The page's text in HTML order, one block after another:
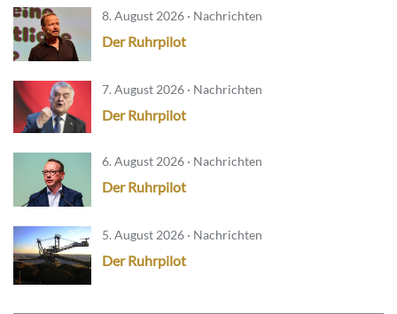
8. August 2026 · Nachrichten
Der Ruhrpilot
7. August 2026 · Nachrichten
Der Ruhrpilot
6. August 2026 · Nachrichten
Der Ruhrpilot
5. August 2026 · Nachrichten
Der Ruhrpilot